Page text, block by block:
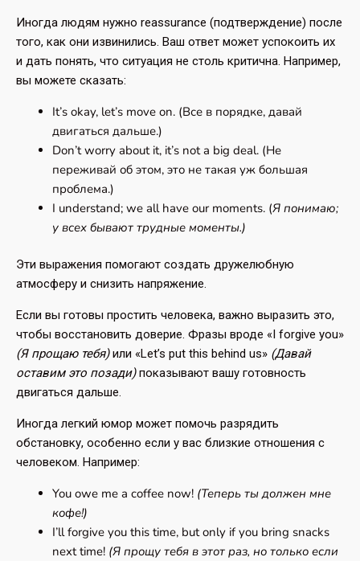
Иногда людям нужно reassurance (подтверждение) после
того, как они извинились. Ваш ответ может успокоить их
и дать понять, что ситуация не столь критична. Например,
вы можете сказать:
It’s okay, let’s move on. (Все в порядке, давай
двигаться дальше.)
Don’t worry about it, it’s not a big deal. (Не
переживай об этом, это не такая уж большая
проблема.)
I understand; we all have our moments. (Я понимаю;
у всех бывают трудные моменты.)
Эти выражения помогают создать дружелюбную
атмосферу и снизить напряжение.
Если вы готовы простить человека, важно выразить это,
чтобы восстановить доверие. Фразы вроде «I forgive you»
(Я прощаю тебя)или «Let’s put this behind us» (Давай
оставим это позади)показывают вашу готовность
двигаться дальше.
Иногда легкий юмор может помочь разрядить
обстановку, особенно если у вас близкие отношения с
человеком. Например:
You owe me a coffee now! (Теперь ты должен мне
кофе!)
I’ll forgive you this time, but only if you bring snacks
next time! (Я прощу тебя в этот раз, но только если